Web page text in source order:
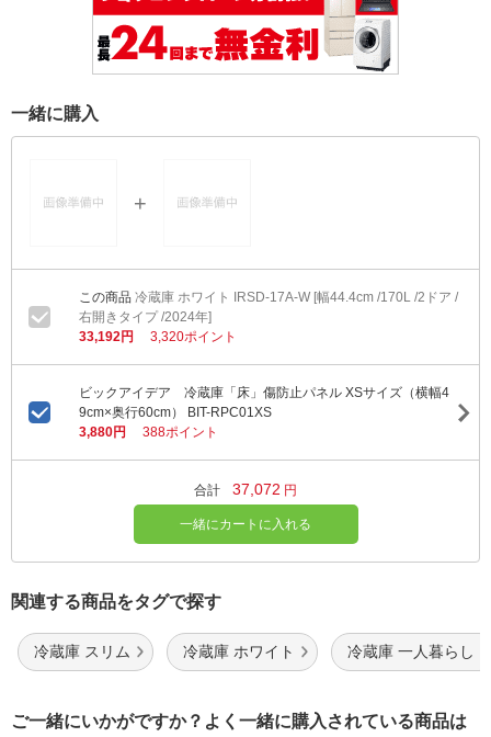
一緒に購入
冷蔵庫 ホワイト IRSD-17A-W [幅44.4cm /170L /2ドア /
右開きタイプ /2024年]
33,192円
3,320ポイント
ビックアイデア 冷蔵庫「床」傷防止パネル XSサイズ（横幅4
9cm×奥行60cm） BIT-RPC01XS
3,880円
388ポイント
合計 37,072 円
一緒にカートに入れる
関連する商品をタグで探す
冷蔵庫 スリム 冷蔵庫 ホワイト 冷蔵庫 一人暮らし
ご一緒にいかがですか？よく一緒に購入されている商品は